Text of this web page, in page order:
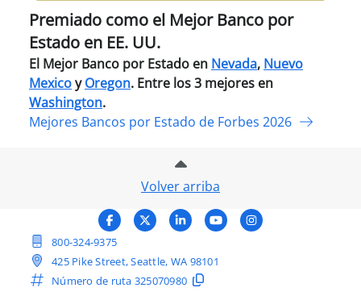
Premiado como el Mejor Banco por
Estado en EE. UU.
El Mejor Banco por Estado en Nevada, Nuevo
Mexicoy Oregon. Entre los 3 mejores en
Washington.
Mejores Bancos por Estado de Forbes 2026
Volver arriba
FacebookX (Twitter)
LinkedInYouTubeInstagram
800-324-9375
425 Pike Street, Seattle, WA 98101
Número de ruta 325070980